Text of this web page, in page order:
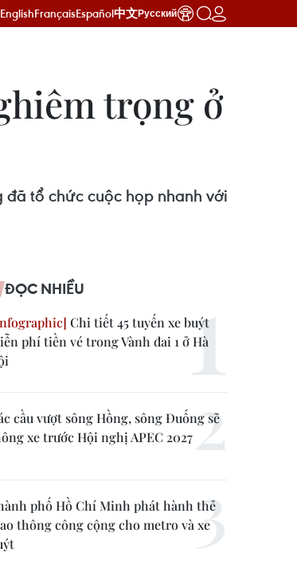
EnglishFrançaisEspañol中文Русский
trọng ở
đã tổ chức cuộc họp nhanh với
ĐỌC NHIỀU
Chi tiết 45 tuyến xe buýt
phí tiền vé trong Vành đai 1 ở Hà
cầu vượt sông Hồng, sông Đuống sẽ
xe trước Hội nghị APEC 2027
phố Hồ Chí Minh phát hành thẻ
thông công cộng cho metro và xe